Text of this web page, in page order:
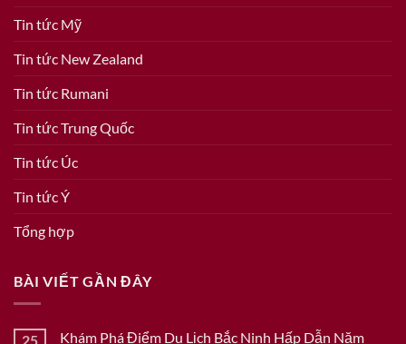
Tin tức Mỹ
Tin tức New Zealand
Tin tức Rumani
Tin tức Trung Quốc
Tin tức Úc
Tin tức Ý
Tổng hợp
BÀI VIẾT GẦN ĐÂY
25 Khám Phá Điểm Du Lịch Bắc Ninh Hấp Dẫn Năm